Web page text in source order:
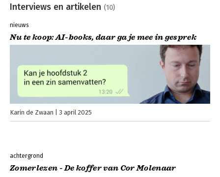
Interviews en artikelen (10)
nieuws
Nu te koop: AI-books, daar ga je mee in gesprek
Karin de Zwaan 3 april 2025
achtergrond
Zomerlezen - De koffer van Cor Molenaar